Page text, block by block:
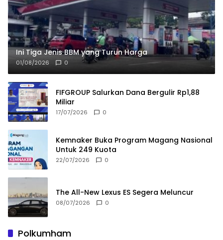
Ini Tiga Jenis BBM yang Turun Harga
01/08/2026 0
FIFGROUP Salurkan Dana Bergulir Rp1,88
Miliar
17/07/2026 0
Kemnaker Buka Program Magang Nasional
Untuk 249 Kuota
22/07/2026 0
The All-New Lexus ES Segera Meluncur
08/07/2026 0
Polkumham